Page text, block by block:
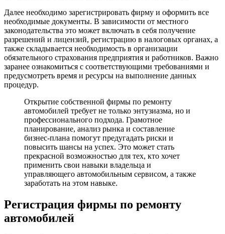
Далее необходимо зарегистрировать фирму и оформить все
необходимые документы. В зависимости от местного
законодательства это может включать в себя получение
разрешений и лицензий, регистрацию в налоговых органах, а
также складывается необходимость в организации
обязательного страхования предприятия и работников. Важно
заранее ознакомиться с соответствующими требованиями и
предусмотреть время и ресурсы на выполнение данных
процедур.
Открытие собственной фирмы по ремонту
автомобилей требует не только энтузиазма, но и
профессионального подхода. Грамотное
планирование, анализ рынка и составление
бизнес-плана помогут предугадать риски и
повысить шансы на успех. Это может стать
прекрасной возможностью для тех, кто хочет
применить свои навыки владельца и
управляющего автомобильным сервисом, а также
заработать на этом навыке.
Регистрация фирмы по ремонту
автомобилей